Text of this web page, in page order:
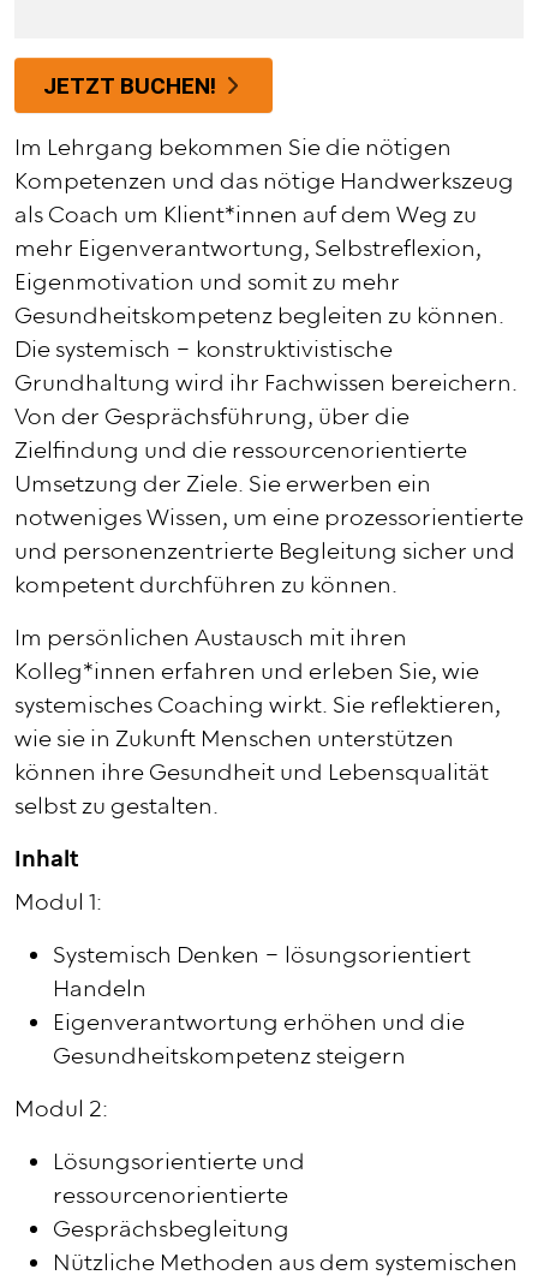
JETZT BUCHEN!
Im Lehrgang bekommen Sie die nötigen
Kompetenzen und das nötige Handwerkszeug
als Coach um Klient*innen auf dem Weg zu
mehr Eigenverantwortung, Selbstreflexion,
Eigenmotivation und somit zu mehr
Gesundheitskompetenz begleiten zu können.
Die systemisch – konstruktivistische
Grundhaltung wird ihr Fachwissen bereichern.
Von der Gesprächsführung, über die
Zielfindung und die ressourcenorientierte
Umsetzung der Ziele. Sie erwerben ein
notweniges Wissen, um eine prozessorientierte
und personenzentrierte Begleitung sicher und
kompetent durchführen zu können.
Im persönlichen Austausch mit ihren
Kolleg*innen erfahren und erleben Sie, wie
systemisches Coaching wirkt. Sie reflektieren,
wie sie in Zukunft Menschen unterstützen
können ihre Gesundheit und Lebensqualität
selbst zu gestalten.
Inhalt
Modul 1:
Systemisch Denken – lösungsorientiert
Handeln
Eigenverantwortung erhöhen und die
Gesundheitskompetenz steigern
Modul 2:
Lösungsorientierte und
ressourcenorientierte
Gesprächsbegleitung
Nützliche Methoden aus dem systemischen